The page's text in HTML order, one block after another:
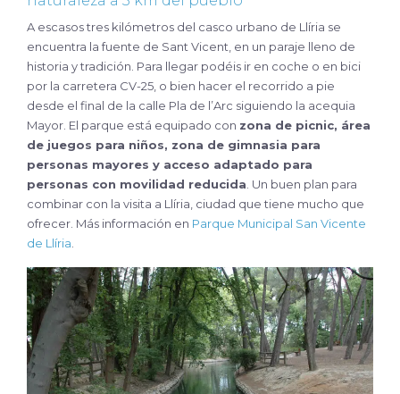
A escasos tres kilómetros del casco urbano de Llíria se
encuentra la fuente de Sant Vicent, en un paraje lleno de
historia y tradición. Para llegar podéis ir en coche o en bici
por la carretera CV-25, o bien hacer el recorrido a pie
desde el final de la calle Pla de l’Arc siguiendo la acequia
Mayor. El parque está equipado con zona de picnic, área
de juegos para niños, zona de gimnasia para
personas mayores y acceso adaptado para
personas con movilidad reducida. Un buen plan para
combinar con la visita a Llíria, ciudad que tiene mucho que
ofrecer. Más información en Parque Municipal San Vicente
de Llíria.